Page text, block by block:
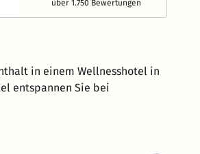
über 1.750 Bewertungen
in einem Wellnesshotel in
entspannen Sie bei